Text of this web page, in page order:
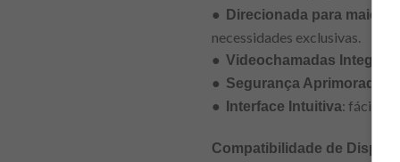
●
Direcionada para
necessidades exclusivas.
● Videochamadas
● Segurança Aprimorada
:
●
Interface Intuitiva: fácil de
Compatibilidade de